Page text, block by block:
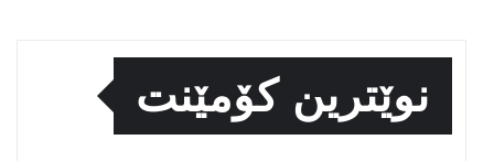
نوێترین کۆمێنت